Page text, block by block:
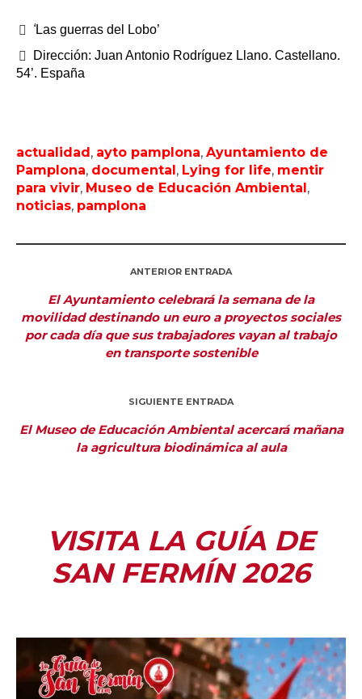
‘Las guerras del Lobo’
Dirección: Juan Antonio Rodríguez Llano. Castellano.
54’. España
actualidad , ayto pamplona, Ayuntamiento de
Pamplona, documental , Lying for life, mentir
para vivir, Museo de Educación Ambiental ,
noticias, pamplona
ANTERIOR ENTRADA
El Ayuntamiento celebrará la semana de la
movilidad destinando un euro a proyectos sociales
por cada día que sus trabajadores vayan al trabajo
en transporte sostenible
SIGUIENTE ENTRADA
El Museo de Educación Ambiental acercará mañana
la agricultura biodinámica al aula
VISITA LA GUÍA DE
SAN FERMÍN 2026